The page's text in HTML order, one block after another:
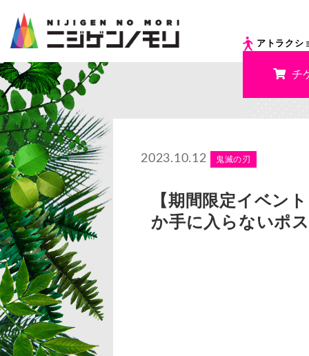
アトラクシ
チ
2023.10.12 鬼滅の刃
【期間限定イベン
か手に入らないポ